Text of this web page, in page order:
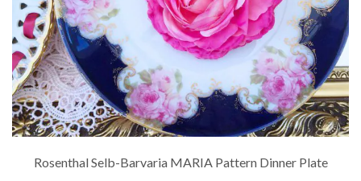
Rosenthal Selb-Barvaria MARIA Pattern Dinner Plate